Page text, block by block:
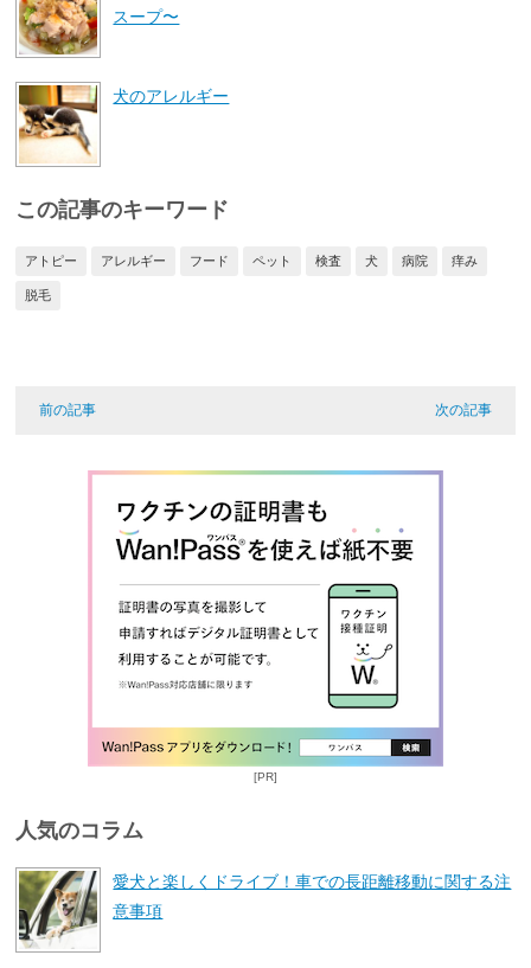
スープ〜
犬のアレルギー
この記事のキーワード
アトピー アレルギー フード ペット 検査 犬 病院 痒み
脱毛
前の記事 次の記事
[PR]
人気のコラム
愛犬と楽しくドライブ！車での長距離移動に関する注
意事項